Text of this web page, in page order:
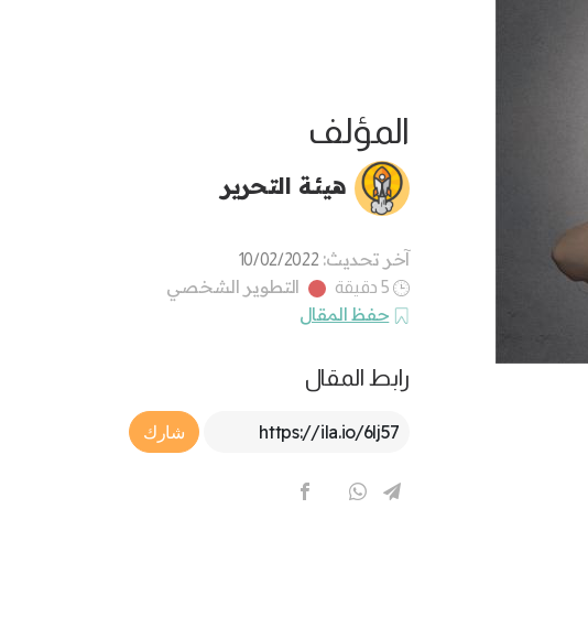
المؤلف
هيئة التحرير
آخر تحديث: 10/02/2022
5 دقيقة
التطوير الشخصي
حفظ المقال
رابط المقال
Article Link
شارك